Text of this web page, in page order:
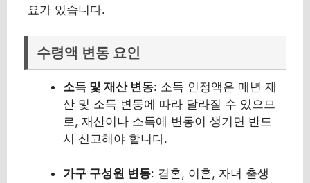
요가 있습니다.
수령액 변동 요인
소득 및 재산 변동: 소득 인정액은 매년 재
산 및 소득 변동에 따라 달라질 수 있으므
로, 재산이나 소득에 변동이 생기면 반드
시 신고해야 합니다.
가구 구성원 변동: 결혼, 이혼, 자녀 출생